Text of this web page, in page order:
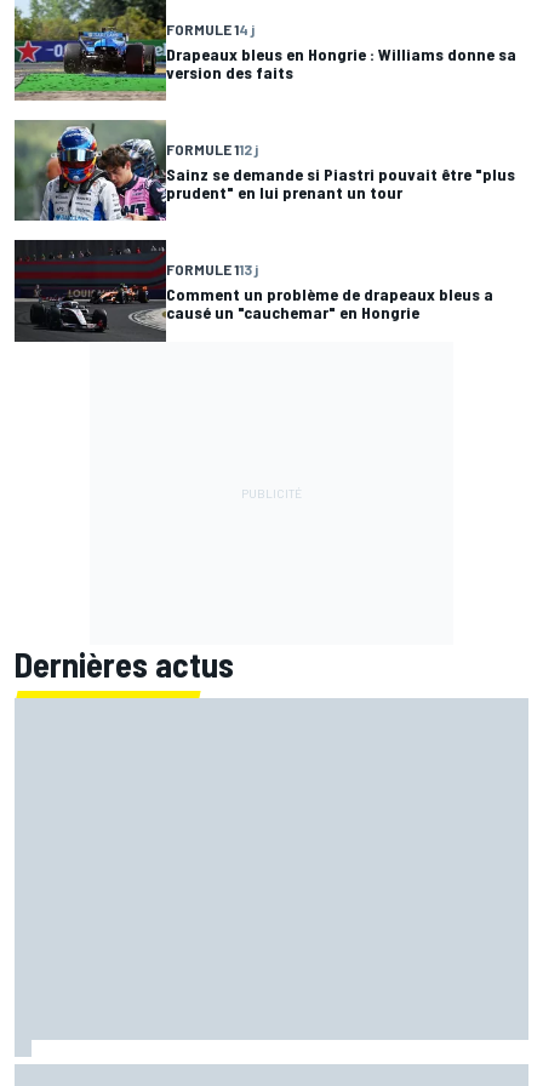
FORMULE 14 j
Drapeaux bleus en Hongrie : Williams donne sa
version des faits
FORMULE 112 j
Sainz se demande si Piastri pouvait être "plus
prudent" en lui prenant un tour
FORMULE 113 j
Comment un problème de drapeaux bleus a
causé un "cauchemar" en Hongrie
Dernières actus